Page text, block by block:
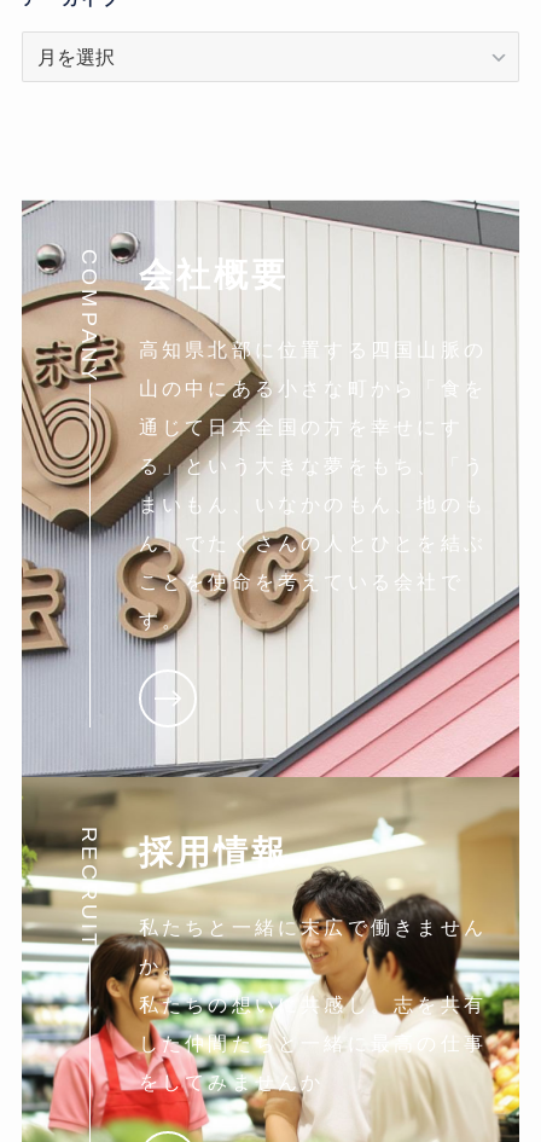
ア
COMPANY 会社概要
高知県北部に位置する四国山脈の
山の中にある小さな町から「食を
通じて日本全国の方を幸せにす
る」という大きな夢をもち、「う
まいもん、いなかのもん、地のも
ん」でたくさんの人とひとを結ぶ
ことを使命を考えている会社で
す。
RECRUIT 採用情報
私たちと一緒に末広で働きません
か。
私たちの想いに共感し。志を共有
した仲間たちと一緒に最高の仕事
をしてみませんか